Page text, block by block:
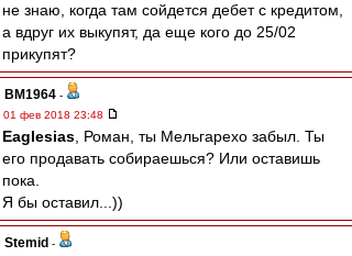
не знаю, когда там сойдется дебет с кредитом,
а вдруг их выкупят, да еще кого до 25/02
прикупят?
BM1964 -
01 фев 2018 23:48
Eaglesias , Роман, ты Мельгарехо забыл. Ты
его продавать собираешься? Или оставишь
пока.
Я бы оставил...))
Stemid -